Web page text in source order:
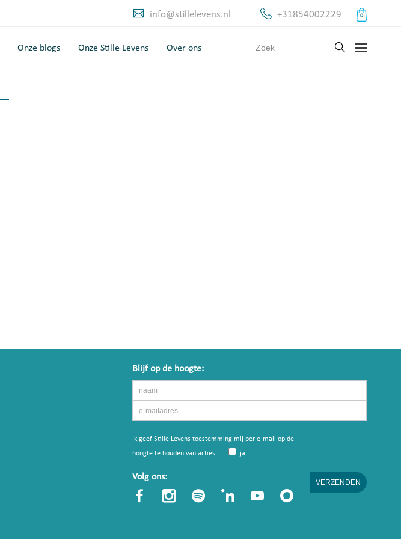
info@stillelevens.nl +31854002229 0
Onze blogs Onze Stille Levens Over ons
Blijf op de hoogte:
Ik geef Stille Levens toestemming mij per e-mail op de
hoogte te houden van acties.
ja
Volg ons: